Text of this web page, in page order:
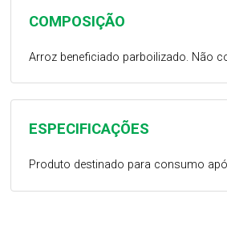
ESPECIFICAÇÕES
Produto destinado para consumo
COMPOSIÇÃO
Arroz beneficiado parboilizado. Não